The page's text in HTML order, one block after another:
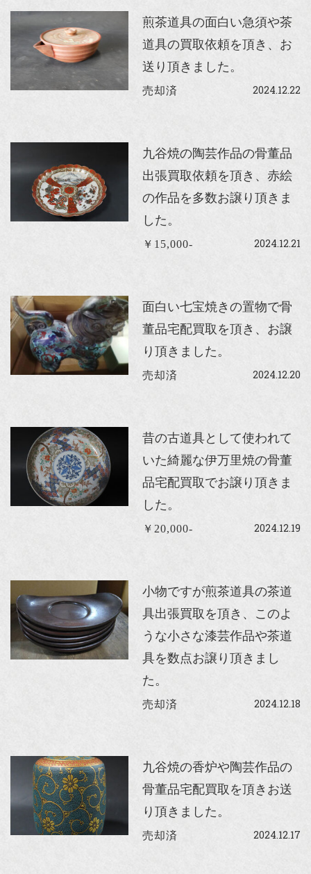
煎茶道具の面白い急須や茶
道具の買取依頼を頂き、お
送り頂きました。
売却済 2024.12.22
九谷焼の陶芸作品の骨董品
出張買取依頼を頂き、赤絵
の作品を多数お譲り頂きま
した。
￥15,000- 2024.12.21
面白い七宝焼きの置物で骨
董品宅配買取を頂き、お譲
り頂きました。
売却済 2024.12.20
昔の古道具として使われて
いた綺麗な伊万里焼の骨董
品宅配買取でお譲り頂きま
した。
￥20,000- 2024.12.19
小物ですが煎茶道具の茶道
具出張買取を頂き、このよ
うな小さな漆芸作品や茶道
具を数点お譲り頂きまし
た。
売却済 2024.12.18
九谷焼の香炉や陶芸作品の
骨董品宅配買取を頂きお送
り頂きました。
売却済 2024.12.17